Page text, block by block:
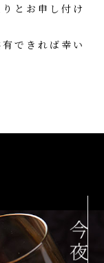
とお申し付け
できれば幸い